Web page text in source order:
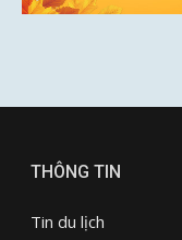
THÔNG TIN
Tin du lịch